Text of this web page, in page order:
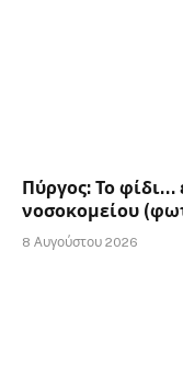
Πύργος: Το φίδι…
νοσοκομείου
8 Αυγούστου 2026